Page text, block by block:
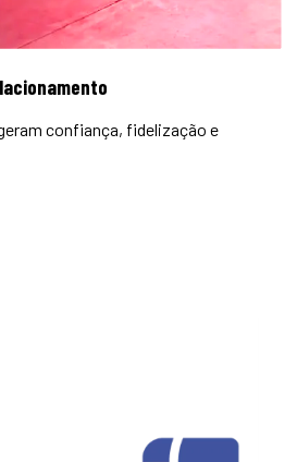
confiança, fidelização e